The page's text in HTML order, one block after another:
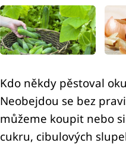
Kdo někdy pěstoval
Neobejdou se bez
můžeme koupit nebo
cukru, cibulových